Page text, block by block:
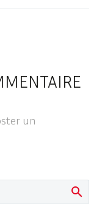
un